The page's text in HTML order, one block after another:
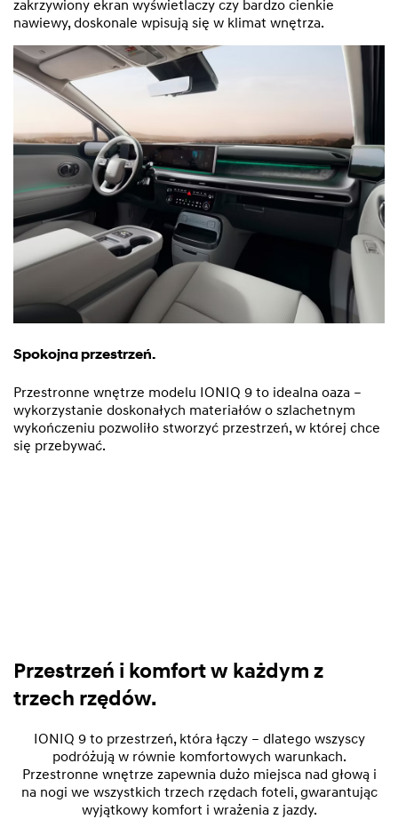
zakrzywiony ekran wyświetlaczy czy bardzo cienkie
nawiewy, doskonale wpisują się w klimat wnętrza.
Spokojna przestrzeń.
Przestronne wnętrze modelu IONIQ 9 to idealna oaza –
wykorzystanie doskonałych materiałów o szlachetnym
wykończeniu pozwoliło stworzyć przestrzeń, w której chce
się przebywać.
Przestrzeń i komfort w każdym z
trzech rzędów.
IONIQ 9 to przestrzeń, która łączy – dlatego wszyscy
podróżują w równie komfortowych warunkach.
Przestronne wnętrze zapewnia dużo miejsca nad głową i
na nogi we wszystkich trzech rzędach foteli, gwarantując
wyjątkowy komfort i wrażenia z jazdy.